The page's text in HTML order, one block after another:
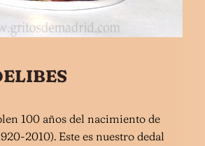
100 años del nacimiento de
2010). Este es nuestro dedal